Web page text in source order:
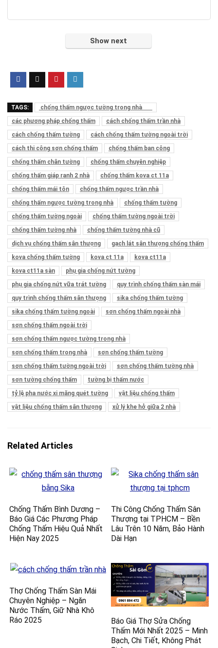
Show next
TAGS:
chống thấm ngược tường trong nhà
các phương pháp chống thấm
cách chống thấm trần nhà
cách chống thấm tường
cách chống thấm tường ngoài trời
cách thi công sơn chống thấm
chống thấm ban công
chống thấm chân tường
chống thấm chuyên nghiệp
chống thấm giáp ranh 2 nhà
chống thấm kova ct 11a
chống thấm mái tôn
chống thấm ngược trần nhà
chống thấm ngược tường trong nhà
chống thấm tường
chống thấm tường ngoài
chống thấm tường ngoài trời
chống thấm tường nhà
chống thấm tường nhà cũ
dịch vụ chống thấm sân thượng
gạch lát sân thượng chống thấm
kova chống thấm tường
kova ct 11a
kova ct11a
kova ct11a sàn
phụ gia chống nứt tường
phụ gia chống nứt vữa trát tường
quy trình chống thấm sàn mái
quy trình chống thấm sân thượng
sika chống thấm tường
sika chống thấm tường ngoài
sơn chống thấm ngoài nhà
sơn chống thấm ngoài trời
sơn chống thấm ngược tường trong nhà
sơn chống thấm trong nhà
sơn chống thấm tường
sơn chống thấm tường ngoài trời
sơn chống thấm tường nhà
sơn tường chống thấm
tường bị thấm nước
tỷ lệ pha nước xi măng quét tường
vật liệu chống thấm
vật liệu chống thấm sân thượng
xử lý khe hở giữa 2 nhà
Related Articles
Chống Thấm Bình Dương –
Báo Giá Các Phương Pháp
Chống Thấm Hiệu Quả Nhất
Hiện Nay 2025
Thi Công Chống Thấm Sân
Thượng tại TPHCM – Bền
Lâu Trên 10 Năm, Bảo Hành
Dài Hạn
Thợ Chống Thấm Sàn Mái
Chuyên Nghiệp – Ngăn
Nước Thấm, Giữ Nhà Khô
Ráo 2025
Báo Giá Thợ Sửa Chống
Thấm Mới Nhất 2025 – Minh
Bạch, Chi Tiết, Không Phát